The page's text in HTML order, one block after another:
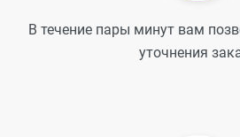
В течение пары минут вам
уточнения